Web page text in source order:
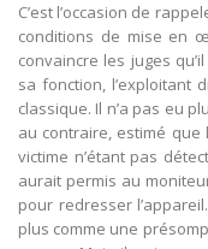
C’est l’occasion de
conditions de mise en
convaincre les juges
sa fonction, l’exploitant
classique. Il n’a pas eu
au contraire, estimé
victime n’étant pas
aurait permis au
pour redresser
plus comme une